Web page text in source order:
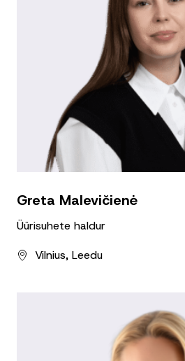
Greta Malevičienė
Üürisuhete haldur
Vilnius, Leedu